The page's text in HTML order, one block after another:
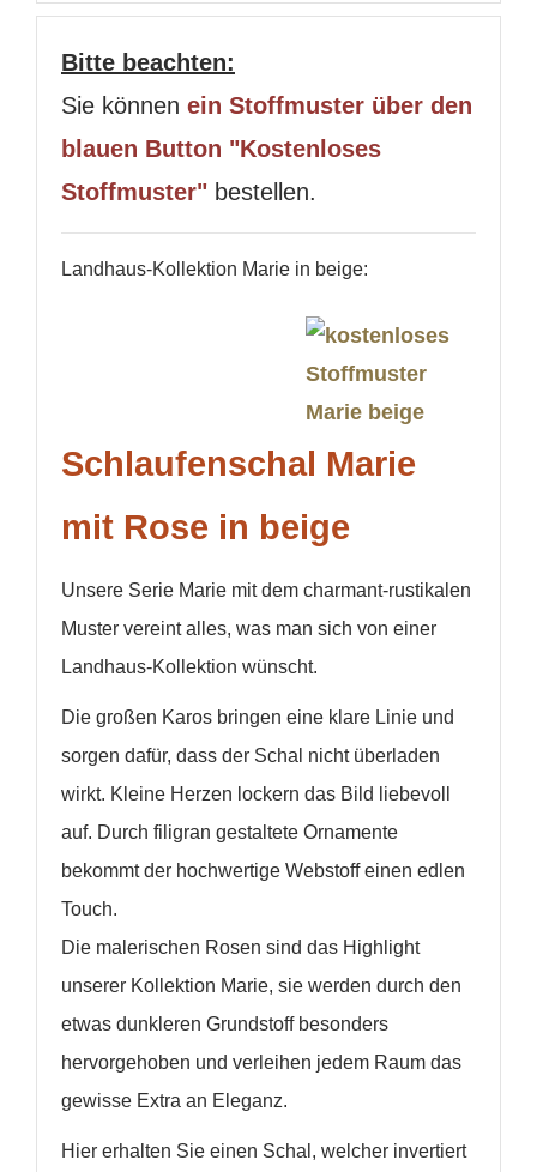
Bitte beachten:
Sie können ein Stoffmuster über den
blauen Button "Kostenloses
Stoffmuster" bestellen.
Landhaus-Kollektion Marie in beige:
Schlaufenschal Marie
mit Rose in beige
Unsere Serie Marie mit dem charmant-rustikalen
Muster vereint alles, was man sich von einer
Landhaus-Kollektion wünscht.
Die großen Karos bringen eine klare Linie und
sorgen dafür, dass der Schal nicht überladen
wirkt. Kleine Herzen lockern das Bild liebevoll
auf. Durch filigran gestaltete Ornamente
bekommt der hochwertige Webstoff einen edlen
Touch.
Die malerischen Rosen sind das Highlight
unserer Kollektion Marie, sie werden durch den
etwas dunkleren Grundstoff besonders
hervorgehoben und verleihen jedem Raum das
gewisse Extra an Eleganz.
Hier erhalten Sie einen Schal, welcher invertiert